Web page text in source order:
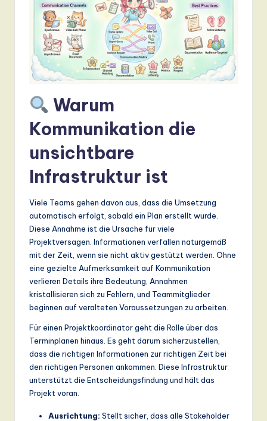
D
ig
it
In
ti
Warum
Kommunikation die
unsichtbare
Infrastruktur ist
Viele Teams gehen davon aus, dass die Umsetzung
automatisch erfolgt, sobald ein Plan erstellt wurde.
Diese Annahme ist die Ursache für viele
Projektversagen. Informationen verfallen naturgemäß
mit der Zeit, wenn sie nicht aktiv gestützt werden. Ohne
eine gezielte Aufmerksamkeit auf Kommunikation
verlieren Details ihre Bedeutung, Annahmen
kristallisieren sich zu Fehlern, und Teammitglieder
beginnen auf veralteten Voraussetzungen zu arbeiten.
Für einen Projektkoordinator geht die Rolle über das
Terminplanen hinaus. Es geht darum sicherzustellen,
dass die richtigen Informationen zur richtigen Zeit bei
den richtigen Personen ankommen. Diese Infrastruktur
unterstützt die Entscheidungsfindung und hält das
Projekt voran.
Ausrichtung: Stellt sicher, dass alle Stakeholder